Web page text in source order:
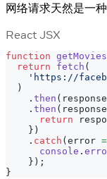
网络请求天然是一
React JSX
function
return
fetch (
'https://
)
. then ( response
. then (
return
} )
. catch ( error
console .
} ) ;
}